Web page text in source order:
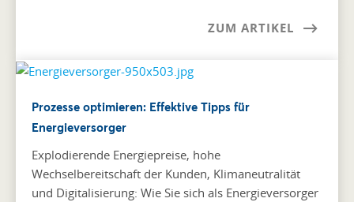
ZUM ARTIKEL
Prozesse optimieren: Effektive Tipps für
Energieversorger
Explodierende Energiepreise, hohe
Wechselbereitschaft der Kunden, Klimaneutralität
und Digitalisierung: Wie Sie sich als Energieversorger